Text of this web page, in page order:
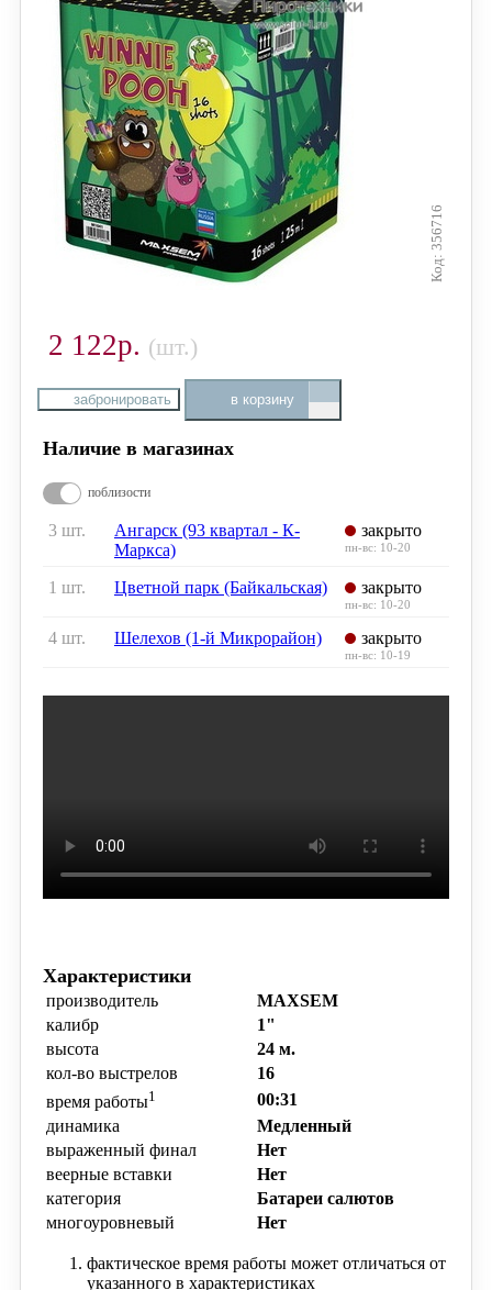
356716
2 122р. (шт.)
забронировать в корзину
Наличие в магазинах
поблизости
3 шт.
Ангарск (93 квартал - К-
Маркса)
закрыто
пн-вс: 10-20
1 шт. Цветной парк (Байкальская) закрыто
пн-вс: 10-20
4 шт. Шелехов (1-й Микрорайон) закрыто
пн-вс: 10-19
Характеристики
производитель
MAXSEM
калибр
1"
высота
24 м.
кол-во выстрелов
16
время работы1
00:31
динамика
Медленный
выраженный финал
Нет
веерные вставки
Нет
категория
Батареи салютов
многоуровневый
Нет
фактическое время работы может отличаться от
указанного в характеристиках